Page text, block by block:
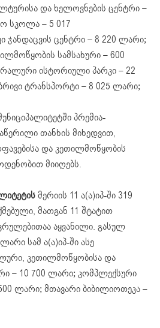
და ხელოვნების ცენტრი –
სკოლა – 5 017
ჯანდაცვის ცენტრი – 8 220 ლარი;
სამსახური – 600
ისტორიული პარკი – 22
ტრანსპორტი – 8 025 ლარი;
პრემია-
თანხის მიხედვით,
და კეთილმოწყობის
მიიღებს.
მერიის 11 ა(ა)იპ-ში 319
მათგან 11 შტატით
აყვანილი. გასულ
სამ ა(ა)იპ-ში ასე
კეთილმოწყობისა და
– 10 700 ლარი; კომპლექსური
ლარი; მთავარი ბიბილიოთეკა –